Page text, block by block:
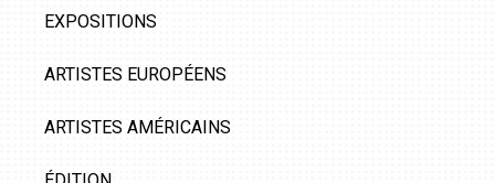
EXPOSITIONS
ARTISTES EUROPÉENS
ARTISTES AMÉRICAINS